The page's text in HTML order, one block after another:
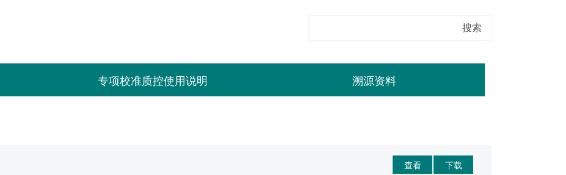
专项校准质控使用说明 溯源资料
查看 下载